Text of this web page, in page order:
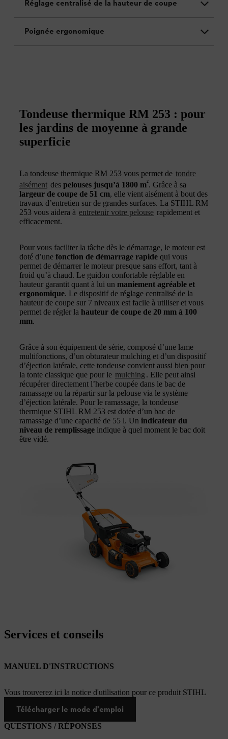
Réglage centralisé de la hauteur de coupe
Poignée ergonomique
Tondeuse thermique RM 253 : pour
les jardins de moyenne à grande
superficie
La tondeuse thermique RM 253 vous permet de tondre
aisément des pelouses jusqu’à 1800 m². Grâce à sa
largeur de coupe de 51 cm, elle vient aisément à bout des
travaux d’entretien sur de grandes surfaces. La STIHL RM
253 vous aidera à entretenir votre pelouse rapidement et
efficacement.
Pour vous faciliter la tâche dès le démarrage, le moteur est
doté d’une fonction de démarrage rapide qui vous
permet de démarrer le moteur presque sans effort, tant à
froid qu’à chaud. Le guidon confortable réglable en
hauteur garantit quant à lui un maniement agréable et
ergonomique. Le dispositif de réglage centralisé de la
hauteur de coupe sur 7 niveaux est facile à utiliser et vous
permet de régler la hauteur de coupe de 20 mm à 100
mm.
Grâce à son équipement de série, composé d’une lame
multifonctions, d’un obturateur mulching et d’un dispositif
d’éjection latérale, cette tondeuse convient aussi bien pour
la tonte classique que pour le mulching . Elle peut ainsi
récupérer directement l’herbe coupée dans le bac de
ramassage ou la répartir sur la pelouse via le système
d’éjection latérale. Pour le ramassage, la tondeuse
thermique STIHL RM 253 est dotée d’un bac de
ramassage d’une capacité de 55 l. Un indicateur du
niveau de remplissage indique à quel moment le bac doit
être vidé.
Services et conseils
MANUEL D'INSTRUCTIONS
Vous trouverez ici la notice d'utilisation pour ce produit STIHL
Télécharger le mode d'emploi
QUESTIONS / RÉPONSES